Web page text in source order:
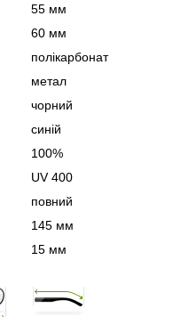
55 мм
60 мм
полікарбонат
метал
чорний
синій
100%
UV 400
повний
145 мм
15 мм